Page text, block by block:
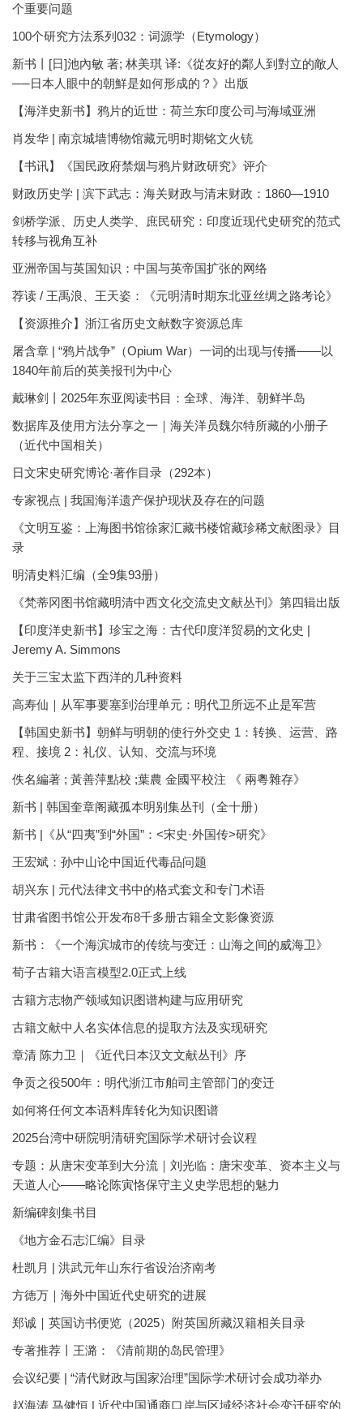
个重要问题
100个研究方法系列032：词源学（Etymology）
新书丨[日]池內敏 著; 林美琪 译:《從友好的鄰人到對立的敵人
──日本人眼中的朝鮮是如何形成的？》出版
【海洋史新书】鸦片的近世：荷兰东印度公司与海域亚洲
肖发华 | 南京城墙博物馆藏元明时期铭文火铳
【书讯】《国民政府禁烟与鸦片财政研究》评介
财政历史学 | 滨下武志：海关财政与清末财政：1860—1910
剑桥学派、历史人类学、庶民研究：印度近现代史研究的范式
转移与视角互补
亚洲帝国与英国知识：中国与英帝国扩张的网络
荐读 / 王禹浪、王天姿：《元明清时期东北亚丝绸之路考论》
【资源推介】浙江省历史文献数字资源总库
屠含章 | “鸦片战争”（Opium War）一词的出现与传播——以
1840年前后的英美报刊为中心
戴琳剑丨2025年东亚阅读书目：全球、海洋、朝鲜半岛
数据库及使用方法分享之一｜海关洋员魏尔特所藏的小册子
（近代中国相关）
日文宋史研究博论·著作目录（292本）
专家视点 | 我国海洋遗产保护现状及存在的问题
《文明互鉴：上海图书馆徐家汇藏书楼馆藏珍稀文献图录》目
录
明清史料汇编（全9集93册）
《梵蒂冈图书馆藏明清中西文化交流史文献丛刊》第四辑出版
【印度洋史新书】珍宝之海：古代印度洋贸易的文化史 |
Jeremy A. Simmons
关于三宝太监下西洋的几种资料
高寿仙｜从军事要塞到治理单元：明代卫所远不止是军营
【韩国史新书】朝鲜与明朝的使行外交史 1：转换、运营、路
程、接境 2：礼仪、认知、交流与环境
佚名編著 ; 黃善萍點校 ;葉農 金國平校注 《 兩粵雜存》
新书 | 韩国奎章阁藏孤本明别集丛刊（全十册）
新书 |《从“四夷”到“外国”：<宋史·外国传>研究》
王宏斌：孙中山论中国近代毒品问题
胡兴东 | 元代法律文书中的格式套文和专门术语
甘肃省图书馆公开发布8千多册古籍全文影像资源
新书：《一个海滨城市的传统与变迁：山海之间的威海卫》
荀子古籍大语言模型2.0正式上线
古籍方志物产领域知识图谱构建与应用研究
古籍文献中人名实体信息的提取方法及实现研究
章清 陈力卫｜《近代日本汉文文献丛刊》序
争贡之役500年：明代浙江市舶司主管部门的变迁
如何将任何文本语料库转化为知识图谱
2025台湾中研院明清研究国际学术研讨会议程
专题：从唐宋变革到大分流｜刘光临：唐宋变革、资本主义与
天道人心——略论陈寅恪保守主义史学思想的魅力
新编碑刻集书目
《地方金石志汇编》目录
杜凯月 | 洪武元年山东行省设治济南考
方徳万｜海外中国近代史研究的进展
郑诚｜英国访书便览（2025）附英国所藏汉籍相关目录
专著推荐丨王潞：《清前期的岛民管理》
会议纪要 | “清代财政与国家治理”国际学术研讨会成功举办
赵海涛 马健恒 | 近代中国通商口岸与区域经济社会变迁研究的